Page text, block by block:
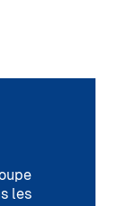
les